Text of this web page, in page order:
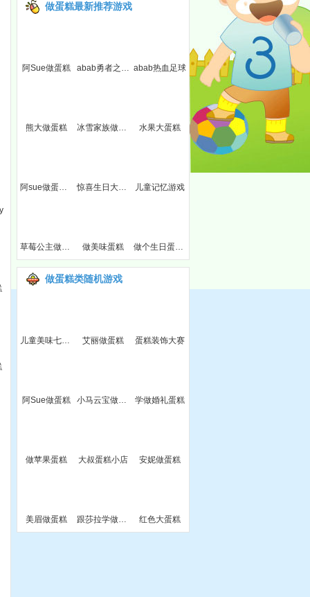
做蛋糕最新推荐游戏
阿Sue做蛋糕 abab勇者之路精灵物语 abab热血足球
熊大做蛋糕 冰雪家族做蛋糕 水果大蛋糕
阿sue做蛋糕胚 惊喜生日大蛋糕 儿童记忆游戏
草莓公主做蛋糕 做美味蛋糕 做个生日蛋糕2
做蛋糕类随机游戏
儿童美味七彩小蛋糕 艾丽做蛋糕 蛋糕装饰大赛
阿Sue做蛋糕 小马云宝做蛋糕 学做婚礼蛋糕
做苹果蛋糕 大叔蛋糕小店 安妮做蛋糕
美眉做蛋糕 跟莎拉学做蛋糕 红色大蛋糕